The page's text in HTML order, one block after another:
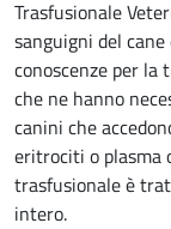
Trasfusionale
sanguigni del
conoscenze per la
che ne hanno
canini che
eritrociti o plasma
trasfusionale è
intero.